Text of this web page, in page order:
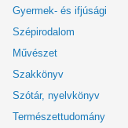
Gyermek- és ifjúsági
Szépirodalom
Művészet
Szakkönyv
Szótár, nyelvkönyv
Természettudomány